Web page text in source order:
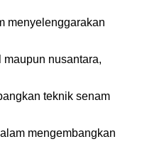
menyelenggarakan
nusantara,
teknik senam
mengembangkan